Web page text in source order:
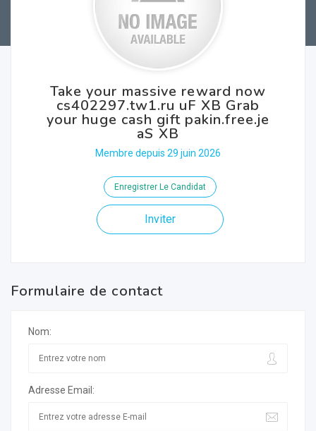
Take your massive reward now
cs402297.tw1.ru uF XB Grab
your huge cash gift pakin.free.je
aS XB
Membre depuis 29 juin 2026
Enregistrer Le Candidat
Inviter
Formulaire de contact
Nom:
Adresse Email: